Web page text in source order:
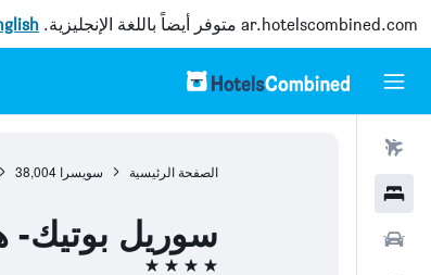
ar.hotelscombined.com متوفر أيضاً باللغة الإنجليزية.
الصفحة الرئيسية سويسرا 38,004
سوريل بوتيك-
4 نجوم